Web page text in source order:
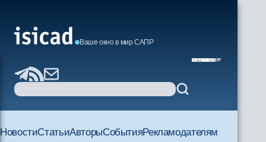
Ваше окно в мир САПР
НовостиСтатьиАвторыСобытияРекламодателям